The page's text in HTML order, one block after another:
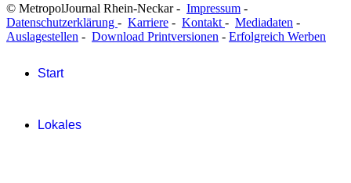
© MetropolJournal Rhein-Neckar - Impressum -
Datenschutzerklärung - Karriere - Kontakt - Mediadaten -
Auslagestellen - Download Printversionen - Erfolgreich Werben
Start
Lokales